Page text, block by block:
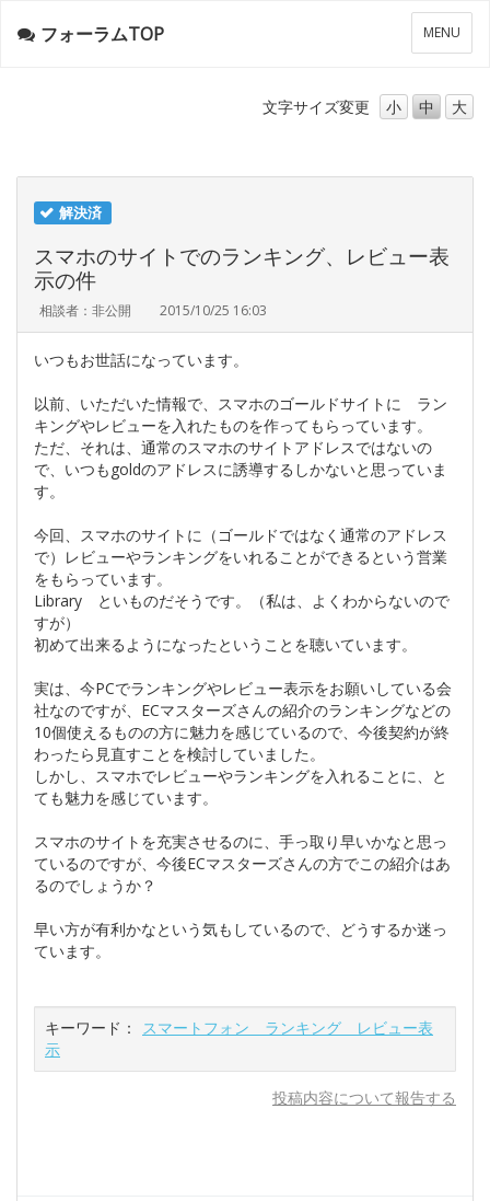
メ
ニ
ー
MENU
フォーラムTOP
文字サイズ変更 小 中 大
解決済
スマホのサイトでのランキング、レビュー表
示の件
相談者：非公開 2015/10/25 16:03
いつもお世話になっています。
以前、いただいた情報で、スマホのゴールドサイトに ラン
キングやレビューを入れたものを作ってもらっています。
ただ、それは、通常のスマホのサイトアドレスではないの
で、いつもgoldのアドレスに誘導するしかないと思っていま
す。
今回、スマホのサイトに（ゴールドではなく通常のアドレス
で）レビューやランキングをいれることができるという営業
をもらっています。
Library といものだそうです。（私は、よくわからないので
すが）
初めて出来るようになったということを聴いています。
実は、今PCでランキングやレビュー表示をお願いしている会
社なのですが、ECマスターズさんの紹介のランキングなどの
10個使えるものの方に魅力を感じているので、今後契約が終
わったら見直すことを検討していました。
しかし、スマホでレビューやランキングを入れることに、と
ても魅力を感じています。
スマホのサイトを充実させるのに、手っ取り早いかなと思っ
ているのですが、今後ECマスターズさんの方でこの紹介はあ
るのでしょうか？
早い方が有利かなという気もしているので、どうするか迷っ
ています。
キーワード：
スマートフォン ランキング レビュー表
示
投稿内容について報告する